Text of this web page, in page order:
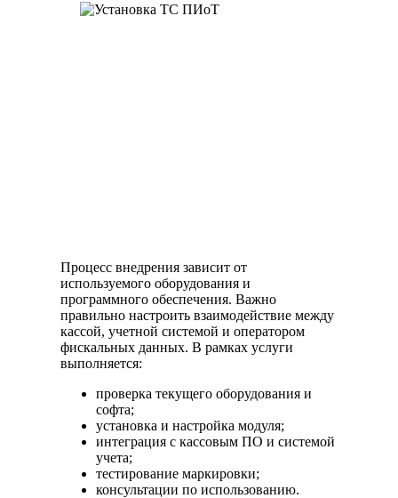
Процесс внедрения зависит от
используемого оборудования и
программного обеспечения. Важно
правильно настроить взаимодействие между
кассой, учетной системой и оператором
фискальных данных. В рамках услуги
выполняется:
проверка текущего оборудования и
софта;
установка и настройка модуля;
интеграция с кассовым ПО и системой
учета;
тестирование маркировки;
консультации по использованию.